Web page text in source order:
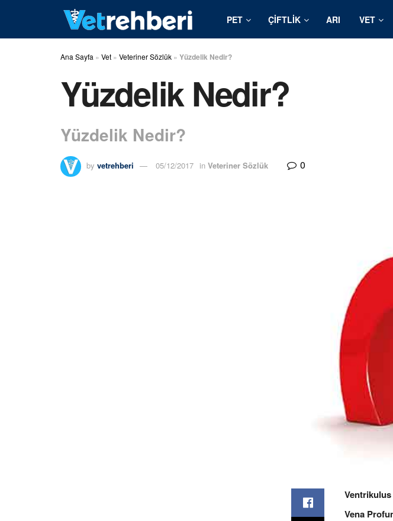
PET ÇIFTLIK ARI VET
Ana Sayfa » Vet » Veteriner Sözlük » Yüzdelik Nedir?
Yüzdelik Nedir?
Yüzdelik Nedir?
by vetrehberi 05/12/2017 in Veteriner Sözlük 0
Vena